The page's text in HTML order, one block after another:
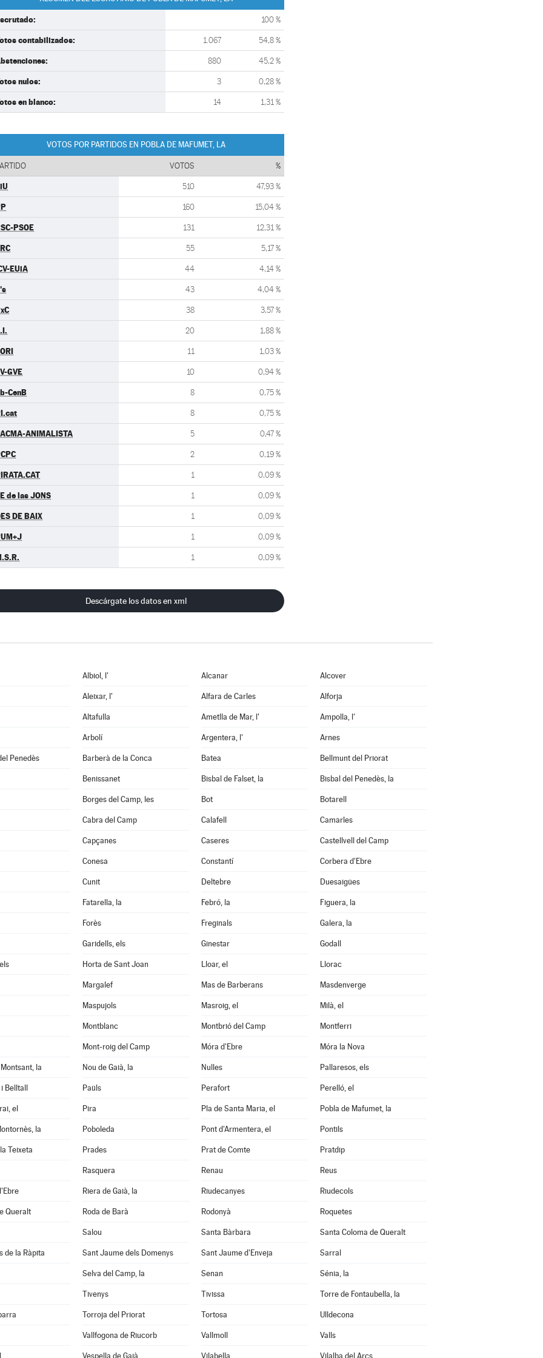
100 %
contabilizados: 1.067 54,8 %
880 45,2 %
nulos: 3 0,28 %
en blanco: 14 1,31 %
VOTOS POR PARTIDOS EN POBLA DE MAFUMET, LA
VOTOS %
510 47,93 %
160 15,04 %
PSOE 131 12,31 %
55 5,17 %
EUiA 44 4,14 %
43 4,04 %
38 3,57 %
20 1,88 %
11 1,03 %
GVE 10 0,94 %
CenB 8 0,75 %
8 0,75 %
ANIMALISTA 5 0,47 %
2 0,19 %
1 0,09 %
de las JONS 1 0,09 %
DE BAIX 1 0,09 %
1 0,09 %
1 0,09 %
Descárgate los datos en xml
Albiol, l' Alcanar Alcover
Aleixar, l' Alfara de Carles Alforja
Altafulla Ametlla de Mar, l' Ampolla, l'
Arbolí Argentera, l' Arnes
Penedès Barberà de la Conca Batea Bellmunt del Priorat
Benissanet Bisbal de Falset, la Bisbal del Penedès, la
Borges del Camp, les Bot Botarell
Cabra del Camp Calafell Camarles
Capçanes Caseres Castellvell del Camp
Conesa Constantí Corbera d'Ebre
Cunit Deltebre Duesaigües
Fatarella, la Febró, la Figuera, la
Forès Freginals Galera, la
Garidells, els Ginestar Godall
Horta de Sant Joan Lloar, el Llorac
Margalef Mas de Barberans Masdenverge
Maspujols Masroig, el Milà, el
Montblanc Montbrió del Camp Montferri
Mont-roig del Camp Móra d'Ebre Móra la Nova
la Nou de Gaià, la Nulles Pallaresos, els
Belltall Paüls Perafort Perelló, el
el Pira Pla de Santa Maria, el Pobla de Mafumet, la
la Poboleda Pont d'Armentera, el Pontils
Teixeta Prades Prat de Comte Pratdip
Rasquera Renau Reus
Riera de Gaià, la Riudecanyes Riudecols
Queralt Roda de Barà Rodonyà Roquetes
Salou Santa Bàrbara Santa Coloma de Queralt
de la Ràpita Sant Jaume dels Domenys Sant Jaume d'Enveja Sarral
Selva del Camp, la Senan Sénia, la
Tivenys Tivissa Torre de Fontaubella, la
Torroja del Priorat Tortosa Ulldecona
Vallfogona de Riucorb Vallmoll Valls
Vespella de Gaià Vilabella Vilalba del Arcs